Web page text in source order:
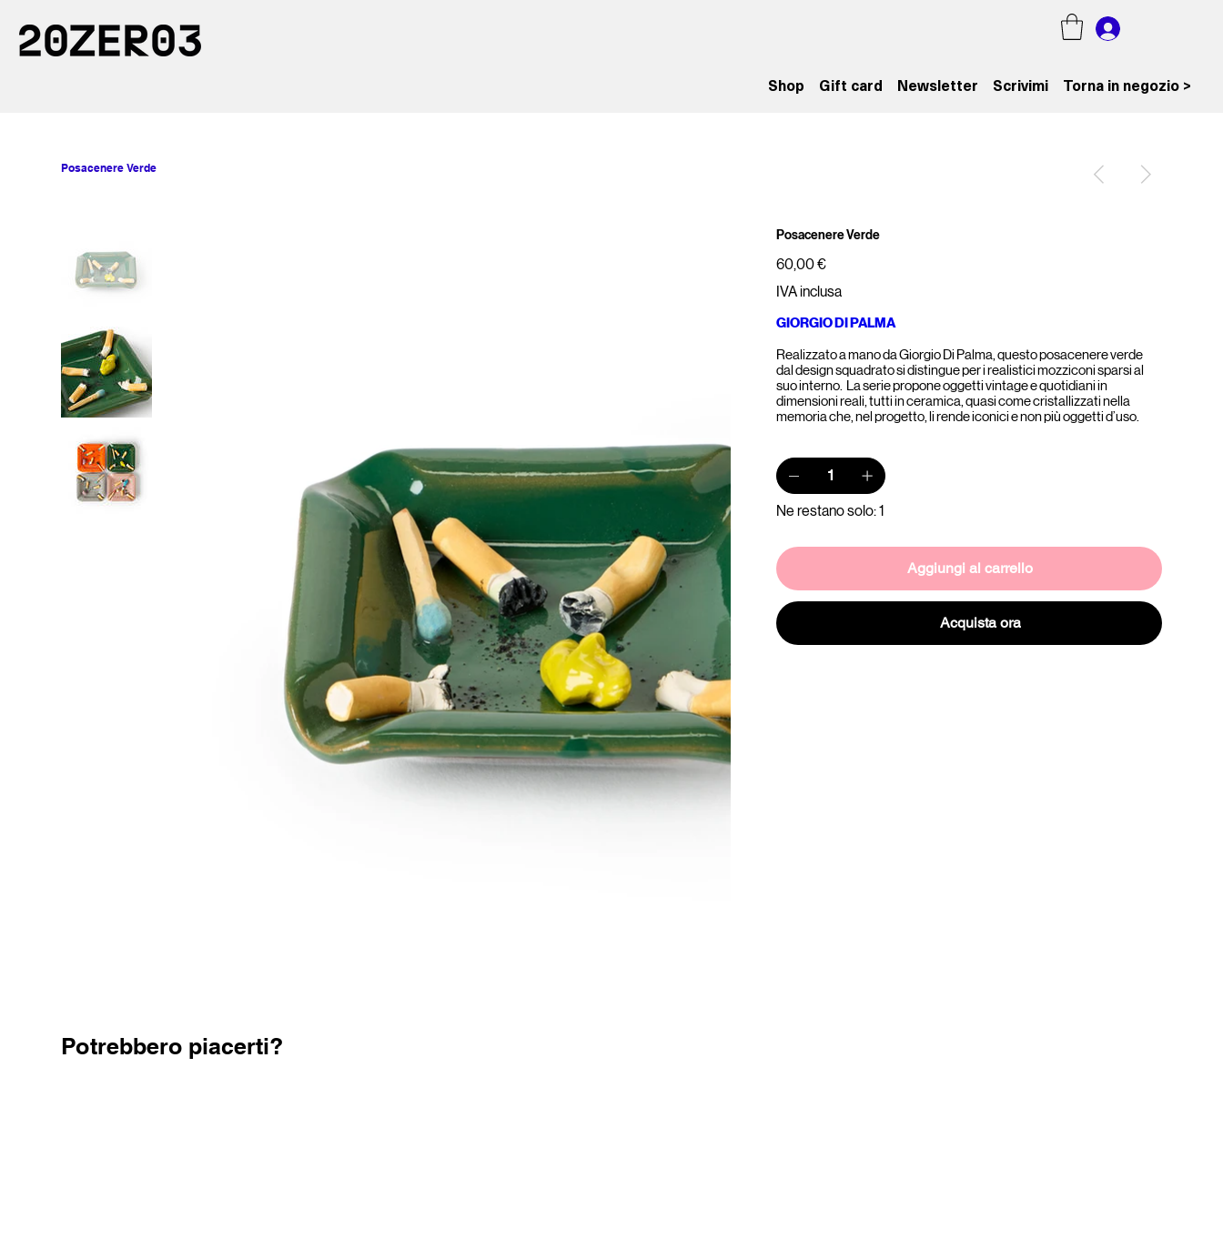
Shop Gift card Newsletter Scrivimi Torna in negozio >
Posacenere Verde
Posacenere Verde
Prezzo
60,00 €
IVA inclusa
GIORGIO DI PALMA
Realizzato a mano da Giorgio Di Palma, questo posacenere verde
dal design squadrato si distingue per i realistici mozziconi sparsi al
suo interno. La serie propone oggetti vintage e quotidiani in
dimensioni reali, tutti in ceramica, quasi come cristallizzati nella
memoria che, nel progetto, li rende iconici e non più oggetti d’uso.
Ne restano solo: 1
Aggiungi al carrello
Acquista ora
Potrebbero piacerti?